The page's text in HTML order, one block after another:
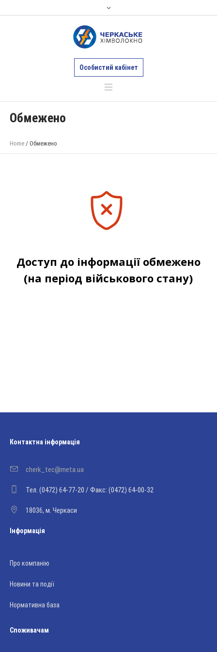
Особистий кабінет
Обмежено
Home / Обмежено
Доступ до інформації обмежено
(на період військового стану)
Контактна інформація
cherk_tec@meta.ua
Тел. (0472) 64-77-20 / Факс: (0472) 64-00-32
18036, м. Черкаси
Інформація
Про компанію
Новини та події
Нормативна база
Споживачам